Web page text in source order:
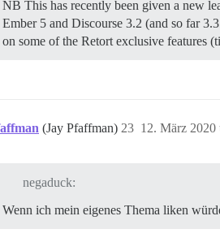
NB This has recently been given a new
Ember 5 and Discourse 3.2 (and so far
on some of the Retort exclusive features
(Jay Pfaffman) 12. März 2020
23
negaduck:
Wenn ich mein eigenes Thema liken